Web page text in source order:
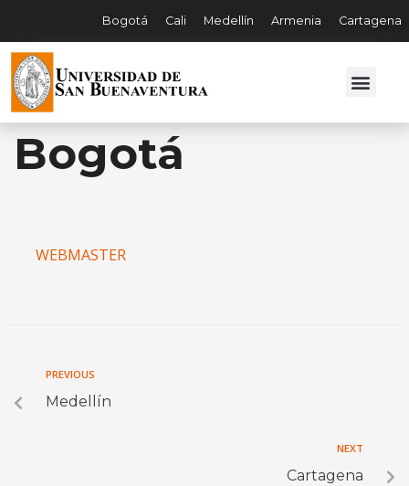
Bogotá Cali Medellín Armenia Cartagena
Bogotá
WEBMASTER
PREVIOUS
Medellín
NEXT
Cartagena